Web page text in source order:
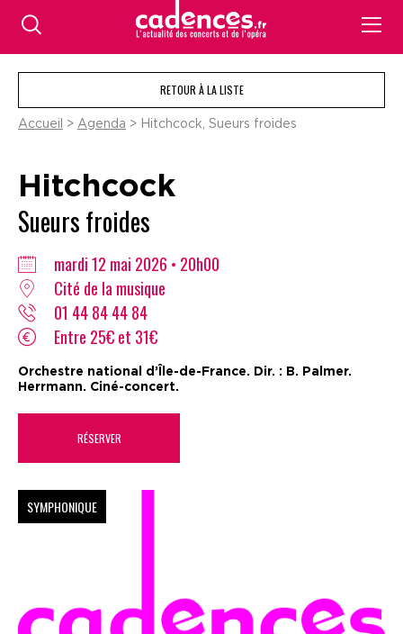
RETOUR À LA LISTE
Accueil > Agenda > Hitchcock, Sueurs froides
Hitchcock
Sueurs froides
mardi 12 mai 2026 • 20h00
Cité de la musique
01 44 84 44 84
Entre 25€ et 31€
Orchestre national d’Île-de-France. Dir. : B. Palmer.
Herrmann. Ciné-concert.
RÉSERVER
SYMPHONIQUE